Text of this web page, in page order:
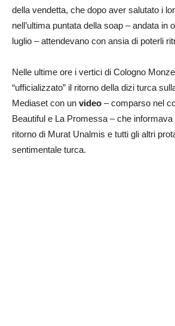
della vendetta, che dopo aver salutato i
nell’ultima puntata della soap – andata in
luglio – attendevano con ansia di poterli
Nelle ultime ore i vertici di Cologno
“ufficializzato” il ritorno della dizi turca
Mediaset con un video – comparso nel
Beautiful e La Promessa – che informava
ritorno di Murat Unalmis e tutti gli altri
sentimentale turca.